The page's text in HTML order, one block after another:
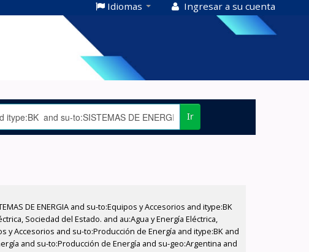
Idiomas Ingresar a su cuenta
Ir
DE ENERGIA and su-to:Equipos y Accesorios and itype:BK
Sociedad del Estado. and au:Agua y Energía Eléctrica,
y Accesorios and su-to:Producción de Energía and itype:BK and
and su-to:Producción de Energía and su-geo:Argentina and